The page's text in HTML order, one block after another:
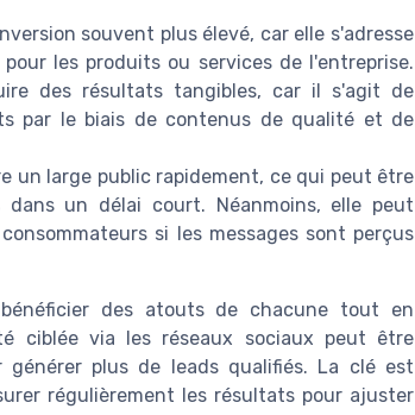
souvent plus élevé, car elle s'adresse
les produits ou services de l'entreprise.
des résultats tangibles, car il s'agit de
par le biais de contenus de qualité et de
un large public rapidement, ce qui peut être
un délai court. Néanmoins, elle peut
si les messages sont perçus
des atouts de chacune tout en
ciblée via les réseaux sociaux peut être
plus de leads qualifiés. La clé est
régulièrement les résultats pour ajuster